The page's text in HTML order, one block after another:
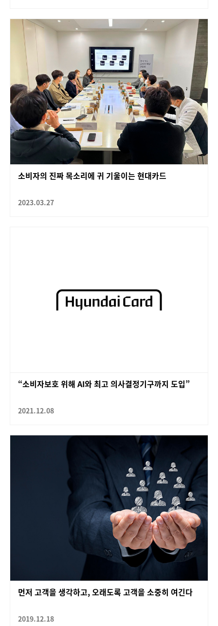
소비자의 진짜 목소리에 귀 기울이는 현대카드
2023.03.27
“소비자보호 위해 AI와 최고 의사결정기구까지 도입”
2021.12.08
먼저 고객을 생각하고, 오래도록 고객을 소중히 여긴다
2019.12.18